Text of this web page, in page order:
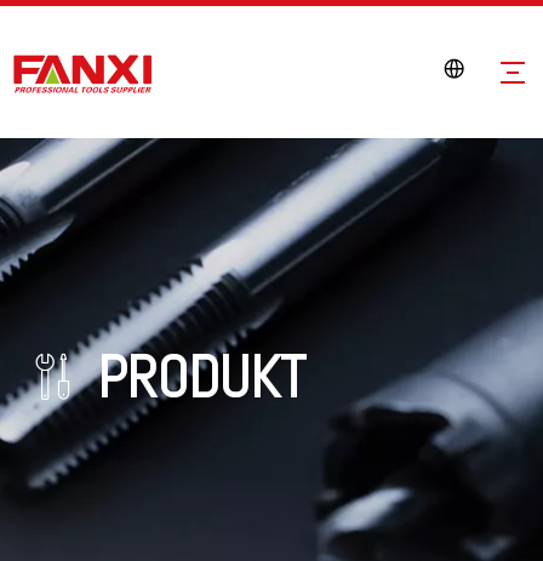
PRODUKT